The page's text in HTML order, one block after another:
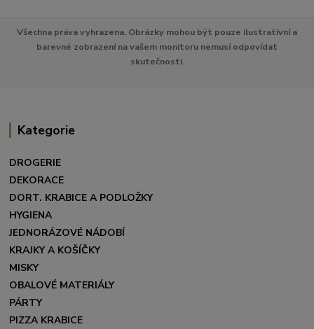
Všechna práva vyhrazena. Obrázky mohou být pouze ilustrativní a
barevné zobrazení na vašem monitoru nemusí odpovídat
skutečnosti.
Kategorie
DROGERIE
DEKORACE
DORT. KRABICE A PODLOŽKY
HYGIENA
JEDNORÁZOVÉ NÁDOBÍ
KRAJKY A KOŠÍČKY
MISKY
OBALOVÉ MATERIÁLY
PÁRTY
PIZZA KRABICE